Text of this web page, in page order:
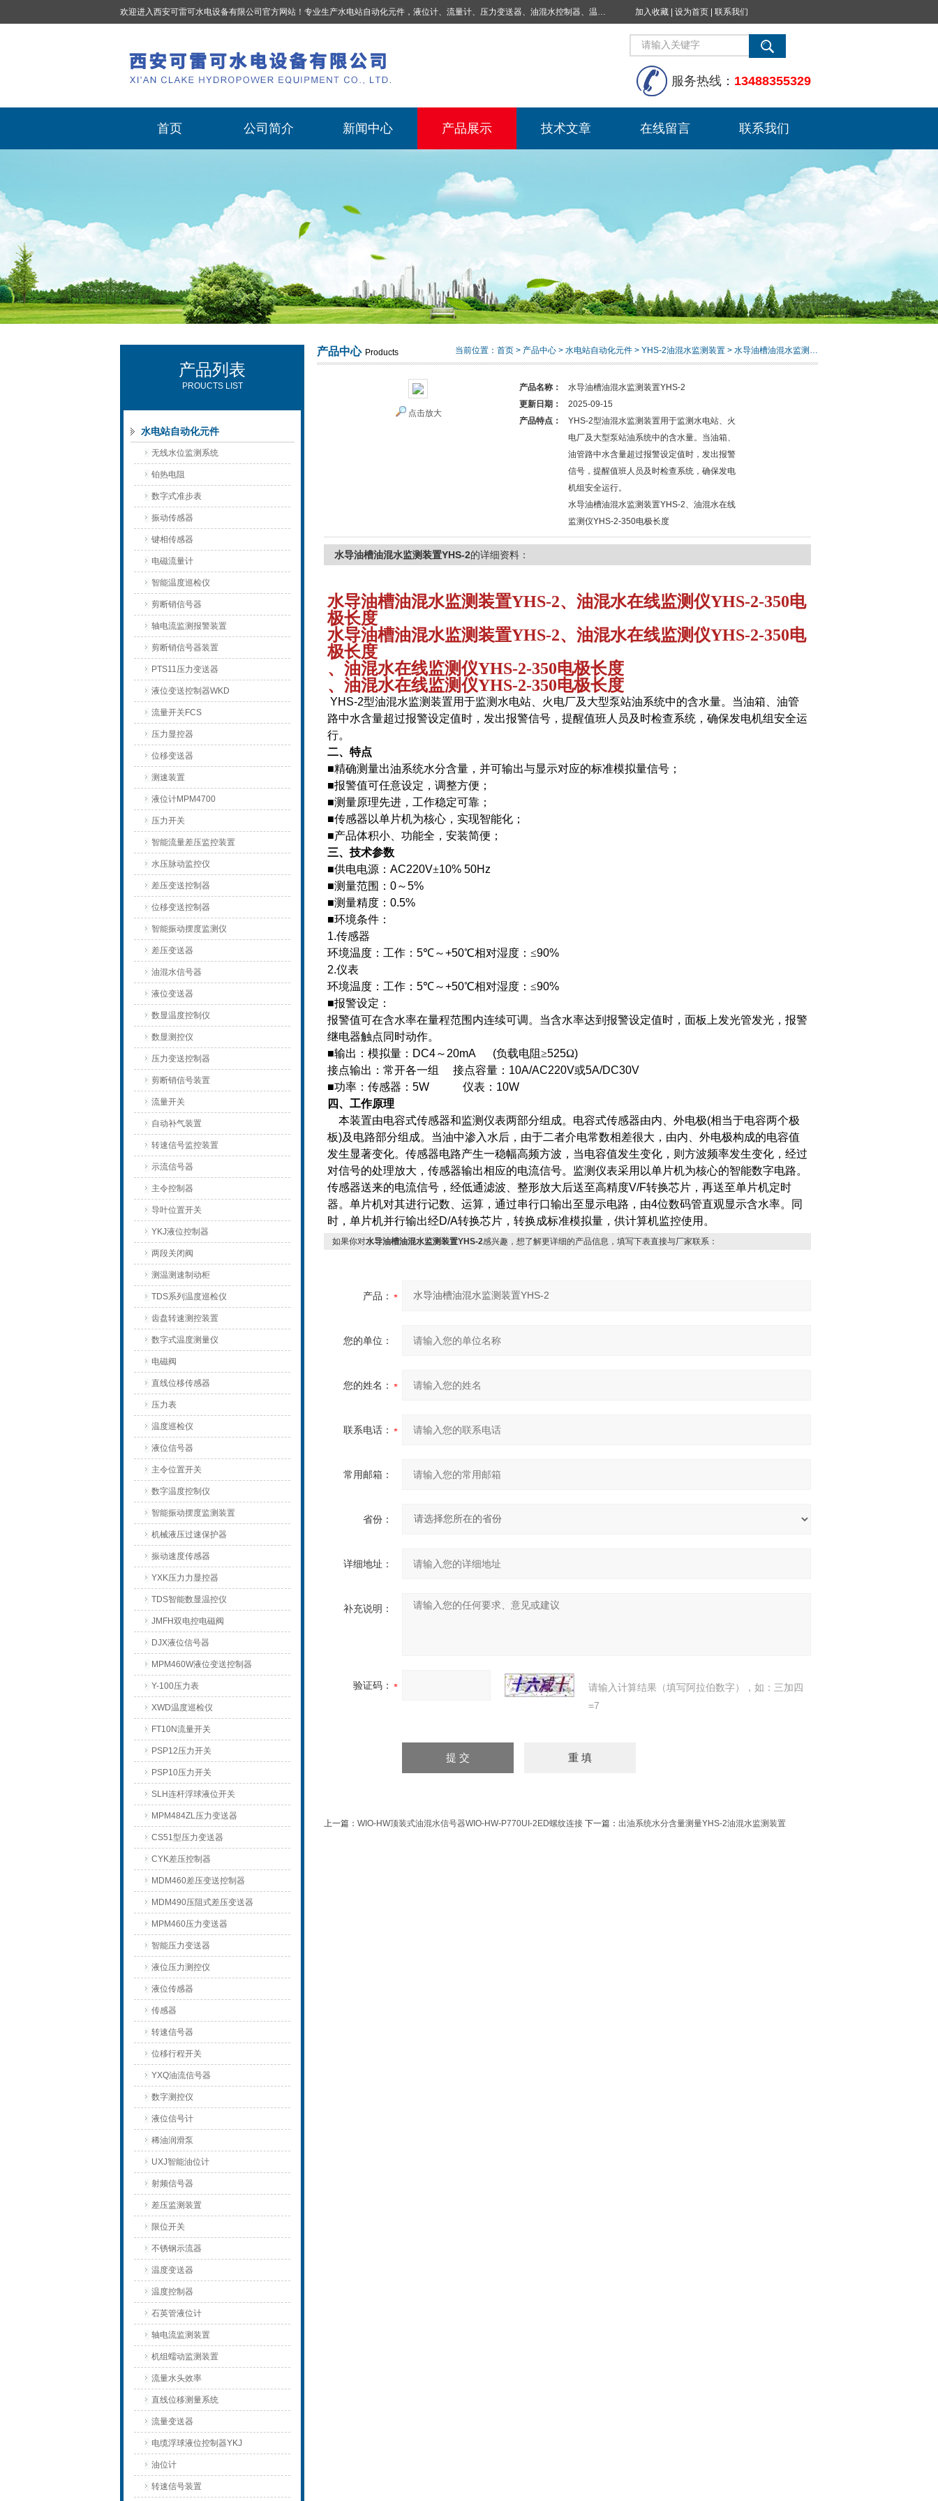
欢迎进入西安可雷可水电设备有限公司官方网站！专业生产水电站自动化元件，液位计、流量计、压力变送器、油混水控制器、温度传感器、电磁阀球阀蝶阀、测速装置、位移变送器、油冷却器、自动补气装置、机械过速保护装置、排水控制柜、压油装置控制系统、液位集中控制系统、水力量测控制系统、水轮发电机组监测系统、电容式液位开关、压力表、测温制动柜、蝴蝶阀球阀控制柜 | 加入收藏 设为首页 联系我们
西安可雷可水电设备有限公司
服务热线： 13488355329
首页 公司简介 新闻中心 产品展示 技术文章 在线留言 联系我们
产品列表
PROUCTS LIST
水电站自动化元件
无线水位监测系统
铂热电阻
数字式准步表
振动传感器
键相传感器
电磁流量计
智能温度巡检仪
剪断销信号器
轴电流监测报警装置
剪断销信号器装置
PTS11压力变送器
液位变送控制器WKD
流量开关FCS
压力显控器
位移变送器
测速装置
液位计MPM4700
压力开关
智能流量差压监控装置
水压脉动监控仪
差压变送控制器
位移变送控制器
智能振动摆度监测仪
差压变送器
油混水信号器
液位变送器
数显温度控制仪
数显测控仪
压力变送控制器
剪断销信号装置
流量开关
自动补气装置
转速信号监控装置
示流信号器
主令控制器
导叶位置开关
YKJ液位控制器
两段关闭阀
测温测速制动柜
TDS系列温度巡检仪
齿盘转速测控装置
数字式温度测量仪
电磁阀
直线位移传感器
压力表
温度巡检仪
液位信号器
主令位置开关
数字温度控制仪
智能振动摆度监测装置
机械液压过速保护器
振动速度传感器
YXK压力力显控器
TDS智能数显温控仪
JMFH双电控电磁阀
DJX液位信号器
MPM460W液位变送控制器
Y-100压力表
XWD温度巡检仪
FT10N流量开关
PSP12压力开关
PSP10压力开关
SLH连杆浮球液位开关
MPM484ZL压力变送器
CS51型压力变送器
CYK差压控制器
MDM460差压变送控制器
MDM490压阻式差压变送器
MPM460压力变送器
智能压力变送器
液位压力测控仪
液位传感器
传感器
转速信号器
位移行程开关
YXQ油流信号器
数字测控仪
液位信号计
稀油润滑泵
UXJ智能油位计
射频信号器
差压监测装置
限位开关
不锈钢示流器
温度变送器
温度控制器
石英管液位计
轴电流监测装置
机组蠕动监测装置
流量水头效率
直线位移测量系统
流量变送器
电缆浮球液位控制器YKJ
油位计
转速信号装置
产品中心 Products 当前位置： 首页 > 产品中心 > 水电站自动化元件 > YHS-2油混水监测装置 > 水导油槽油混水监测装置YHS-2
点击放大
产品名称：
水导油槽油混水监测装置YHS-2
更新日期：
2025-09-15
产品特点：
YHS-2型油混水监测装置用于监测水电站、火
电厂及大型泵站油系统中的含水量。当油箱、
油管路中水含量超过报警设定值时，发出报警
信号，提醒值班人员及时检查系统，确保发电
机组安全运行。
水导油槽油混水监测装置YHS-2、油混水在线
监测仪YHS-2-350电极长度
水导油槽油混水监测装置YHS-2的详细资料：
水导油槽油混水监测装置YHS-2、油混水在线监测仪YHS-2-350电
极长度
水导油槽油混水监测装置YHS-2、油混水在线监测仪YHS-2-350电
极长度
、油混水在线监测仪YHS-2-350电极长度
、油混水在线监测仪YHS-2-350电极长度
YHS-2型油混水监测装置用于监测水电站、火电厂及大型泵站油系统中的含水量。当油箱、油管
路中水含量超过报警设定值时，发出报警信号，提醒值班人员及时检查系统，确保发电机组安全运
行。
二、特点
■精确测量出油系统水分含量，并可输出与显示对应的标准模拟量信号；
■报警值可任意设定，调整方便；
■测量原理先进，工作稳定可靠；
■传感器以单片机为核心，实现智能化；
■产品体积小、功能全，安装简便；
三、技术参数
■供电电源： AC220V±10% 50Hz
■测量范围： 0～5%
■测量精度： 0.5%
■环境条件：
1.传感器
环境温度：工作： 5℃～+50℃相对湿度：≤90%
2.仪表
环境温度：工作： 5℃～+50℃相对湿度：≤90%
■报警设定：
报警值可在含水率在量程范围内连续可调。当含水率达到报警设定值时，面板上发光管发光，报警
继电器触点同时动作。
■输出：模拟量： DC4～ 20mA (负载电阻≥525Ω)
接点输出：常开各一组
接点容量： 10A/AC220V或5A/DC30V
■功率：传感器： 5W 仪表： 10W
四、工作原理
本装置由电容式传感器和监测仪表两部分组成。电容式传感器由内、外电极(相当于电容两个极
板)及电路部分组成。当油中渗入水后，由于二者介电常数相差很大，由内、外电极构成的电容值
发生显著变化。传感器电路产生一稳幅高频方波，当电容值发生变化，则方波频率发生变化，经过
对信号的处理放大，传感器输出相应的电流信号。 监测仪表采用以单片机为核心的智能数字电路。
传感器送来的电流信号，经低通滤波、整形放大后送至高精度V/F转换芯片，再送至单片机定时
器。单片机对其进行记数、运算，通过串行口输出至显示电路，由4位数码管直观显示含水率。同
时，单片机并行输出经D/A转换芯片，转换成标准模拟量，供计算机监控使用。
如果你对水导油槽油混水监测装置YHS-2感兴趣，想了解更详细的产品信息，填写下表直接与厂家联系：
产品：
您的单位：
您的姓名：
联系电话：
常用邮箱：
省份：
详细地址：
补充说明：
验证码：
请输入计算结果（填写阿拉伯数字），如：三加四
=7
上一篇： WIO-HW顶装式油混水信号器WIO-HW-P770UI-2ED螺纹连接 下一篇： 出油系统水分含量测量YHS-2油混水监测装置